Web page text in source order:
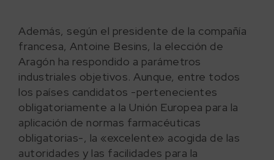
Además, según el presidente de la compañía
francesa, Antoine Besins, la elección de
Aragón ha respondido a parámetros
industriales objetivos. Aunque, entre todos
los países candidatos -pertenecientes
obligatoriamente a la Unión Europea para la
aplicación de normas farmacéuticas
obligatorias-, la «excelente» acogida de las
autoridades y las facilidades para la